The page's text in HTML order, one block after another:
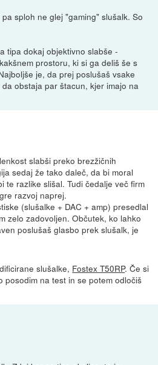
sploh ne glej "gaming" slušalk. So
tipa dokaj objektivno slabše -
prostoru, ki si ga deliš še s
je, da prej poslušaš vsake
obstaja par štacun, kjer imajo na
slabši preko brezžičnih
sedaj že tako daleč, da bi moral
te razlike slišal. Tudi čedalje več firm
razvoj naprej.
(slušalke + DAC + amp) presedlal
zelo zadovoljen. Občutek, ko lahko
poslušaš glasbo prek slušalk, je
slušalke, Fostex T50RP. Če si
posodim na test in se potem odločiš